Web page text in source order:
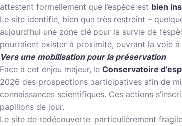
attestent formellement que l’espèce est bien
Le site identifié, bien que très restreint –
aujourd’hui une zone clé pour la survie de
pourraient exister à proximité, ouvrant la voie à
Vers une mobilisation pour la préservation
Face à cet enjeu majeur, le Conservatoire
2026 des prospections participatives afin de
connaissances scientifiques. Ces actions
papillons de jour.
Le site de redécouverte, particulièrement